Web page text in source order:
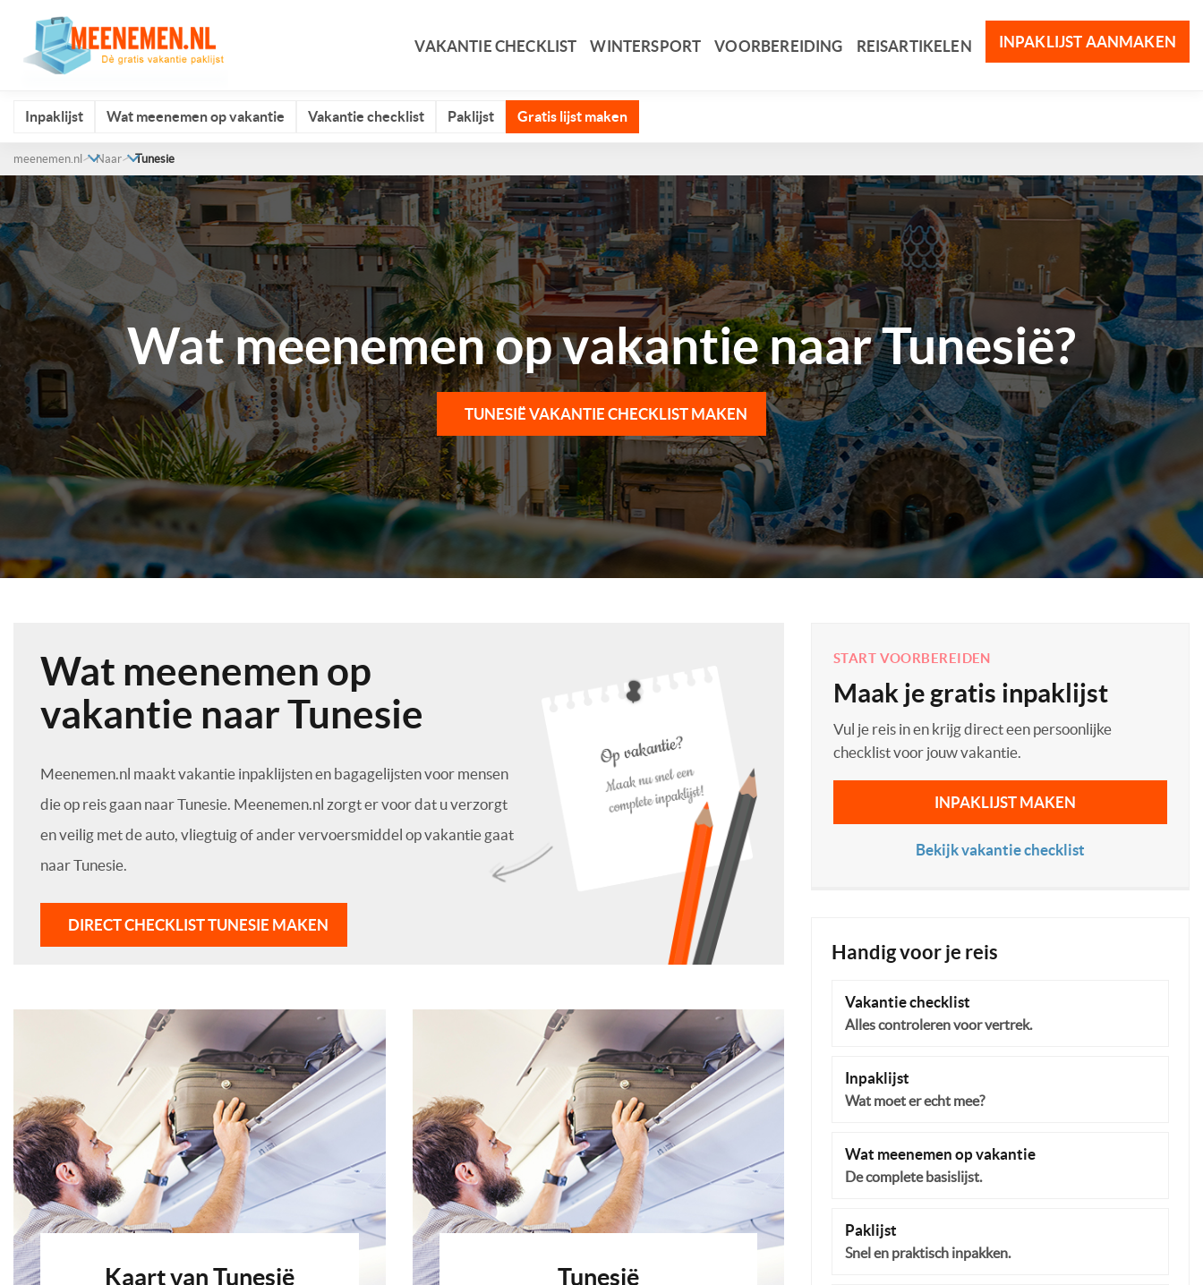
VAKANTIE CHECKLIST WINTERSPORT VOORBEREIDING REISARTIKELEN INPAKLIJST AANMAKEN
Inpaklijst Wat meenemen op vakantie Vakantie checklist Paklijst Gratis lijst maken
meenemen.nl Naar Tunesie
Wat meenemen op vakantie naar Tunesië?
TUNESIË VAKANTIE CHECKLIST MAKEN
Wat meenemen op
vakantie naar Tunesie
Meenemen.nl maakt vakantie inpaklijsten en bagagelijsten voor mensen
die op reis gaan naar Tunesie. Meenemen.nl zorgt er voor dat u verzorgt
en veilig met de auto, vliegtuig of ander vervoersmiddel op vakantie gaat
naar Tunesie.
DIRECT CHECKLIST TUNESIE MAKEN
Kaart van Tunesië Tunesië
START VOORBEREIDEN
Maak je gratis inpaklijst
Vul je reis in en krijg direct een persoonlijke
checklist voor jouw vakantie.
INPAKLIJST MAKEN
Bekijk vakantie checklist
Handig voor je reis
Vakantie checklist
Alles controleren voor vertrek.
Inpaklijst
Wat moet er echt mee?
Wat meenemen op vakantie
De complete basislijst.
Paklijst
Snel en praktisch inpakken.